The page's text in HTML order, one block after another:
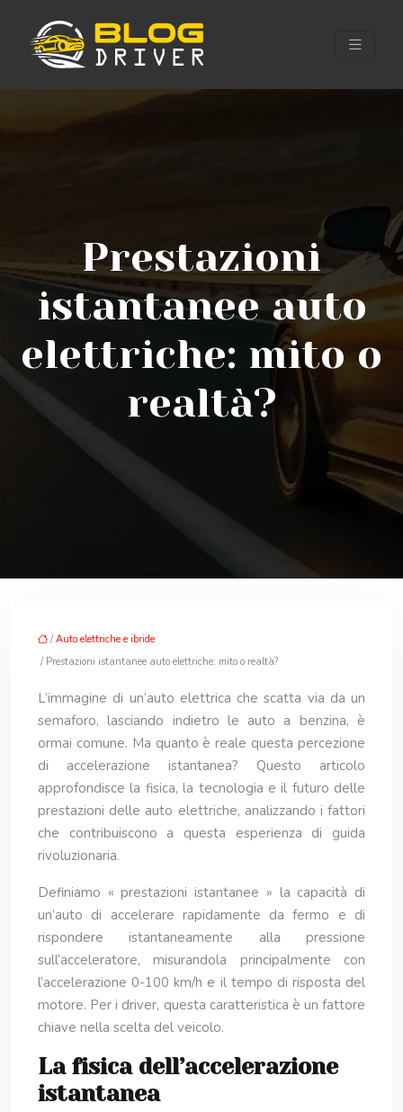
Prestazioni
istantanee auto
elettriche: mito o
realtà?
/ Auto elettriche e ibride
/ Prestazioni istantanee auto elettriche: mito o realtà?
L’immagine di un’auto elettrica che scatta via da un
semaforo, lasciando indietro le auto a benzina, è
ormai comune. Ma quanto è reale questa percezione
di accelerazione istantanea? Questo articolo
approfondisce la fisica, la tecnologia e il futuro delle
prestazioni delle auto elettriche, analizzando i fattori
che contribuiscono a questa esperienza di guida
rivoluzionaria.
Definiamo « prestazioni istantanee » la capacità di
un’auto di accelerare rapidamente da fermo e di
rispondere istantaneamente alla pressione
sull’acceleratore, misurandola principalmente con
l’accelerazione 0-100 km/h e il tempo di risposta del
motore. Per i driver, questa caratteristica è un fattore
chiave nella scelta del veicolo.
La fisica dell’accelerazione
istantanea